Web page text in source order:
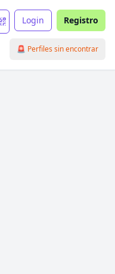
Login Registro
🚨 Perfiles sin encontrar